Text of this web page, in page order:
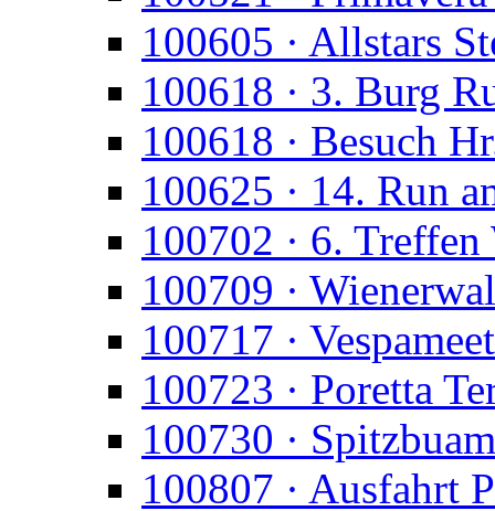
100605 · Allstars
100618 · 3. Burg
100618 · Besuch
100625 · 14. Run
100702 · 6.
100709 ·
100717 ·
100723 · Poretta
100730 ·
100807 · Ausfahrt